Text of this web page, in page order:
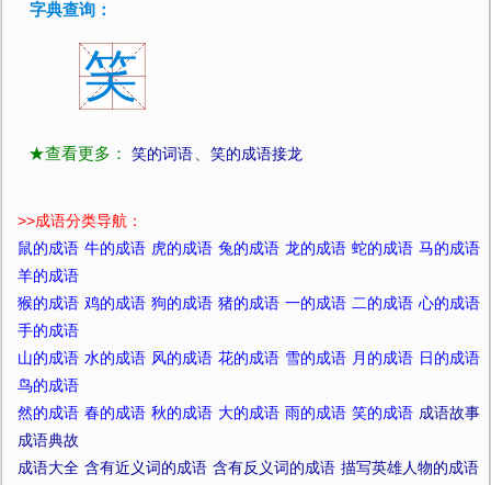
字典查询：
笑
★查看更多： 笑的词语 笑的成语接龙
>>成语分类导航：
鼠的成语 牛的成语 虎的成语 兔的成语 龙的成语 蛇的成语 马的成语
羊的成语
猴的成语 鸡的成语 狗的成语 猪的成语 一的成语 二的成语 心的成语
手的成语
山的成语 水的成语 风的成语 花的成语 雪的成语 月的成语 日的成语
鸟的成语
然的成语 春的成语 秋的成语 大的成语 雨的成语 笑的成语 成语故事
成语典故
成语大全 含有近义词的成语 含有反义词的成语 描写英雄人物的成语